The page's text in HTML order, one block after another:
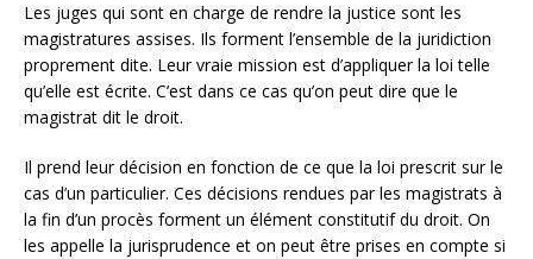
Les juges qui sont en charge de rendre la justice sont les
magistratures assises. Ils forment l’ensemble de la juridiction
proprement dite. Leur vraie mission est d’appliquer la loi telle
qu’elle est écrite. C’est dans ce cas qu’on peut dire que le
magistrat dit le droit.
Il prend leur décision en fonction de ce que la loi prescrit sur le
cas d’un particulier. Ces décisions rendues par les magistrats à
la fin d’un procès forment un élément constitutif du droit. On
les appelle la jurisprudence et on peut être prises en compte si